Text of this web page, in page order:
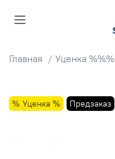
Главная Уценка %%%
% Уценка % Предзаказ